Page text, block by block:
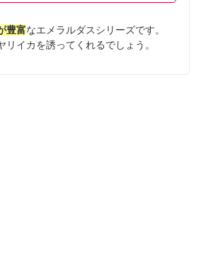
豊富なエメラルダスシリーズです。
リイカを誘ってくれるでしょう。